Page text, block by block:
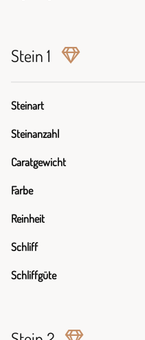
Stein 1
Steinart
Steinanzahl
Caratgewicht
Farbe
Reinheit
Schliff
Schliffgüte